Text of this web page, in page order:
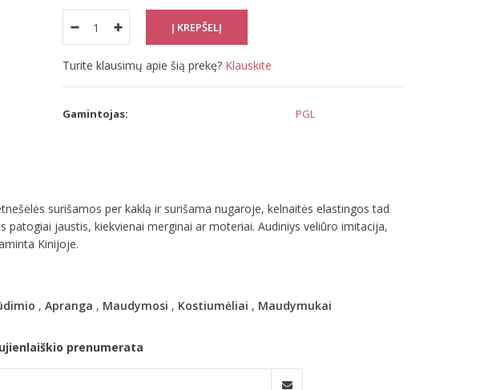
Turite klausimų apie šią prekę? Klauskite
Gamintojas: PGL
surišamos per kaklą ir surišama nugaroje, kelnaitės elastingos tad
patogiai jaustis, kiekvienai merginai ar moteriai. Audiniys veliūro imitacija,
Kinijoje.
, Apranga , Maudymosi , Kostiumėliai , Maudymukai
prenumerata